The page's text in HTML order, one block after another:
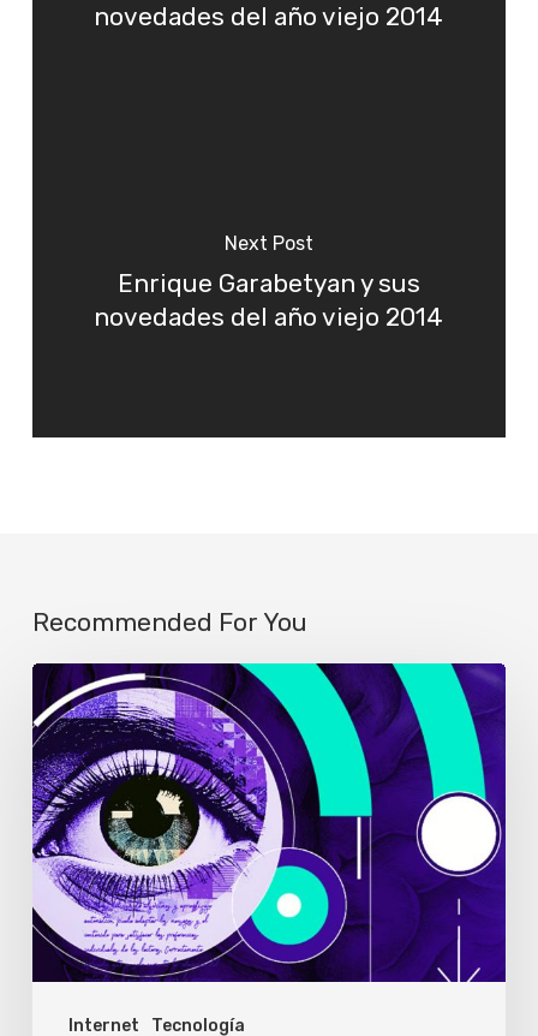
novedades del año viejo 2014
Next Post
Enrique Garabetyan y sus
novedades del año viejo 2014
Recommended For You
Internet Tecnología
Solo
el
1%
de
los
usuarios
abre
los
enlaces